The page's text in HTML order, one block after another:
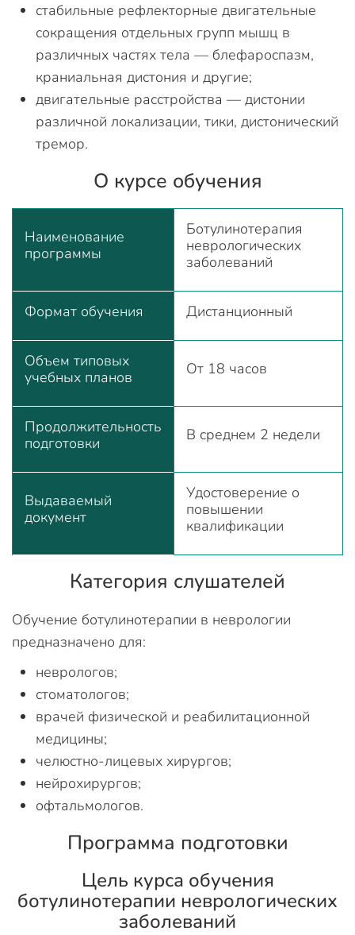
стабильные рефлекторные двигательные
сокращения отдельных групп мышц в
различных частях тела — блефароспазм,
краниальная дистония и другие;
двигательные расстройства — дистонии
различной локализации, тики, дистонический
тремор.
О курсе обучения
Наименование
программы
Ботулинотерапия
неврологических
заболеваний
Формат обучения Дистанционный
Объем типовых
учебных планов
От 18 часов
Продолжительность
подготовки
В среднем 2 недели
Выдаваемый
документ
Удостоверение о
повышении
квалификации
Категория слушателей
Обучение ботулинотерапии в неврологии
предназначено для:
неврологов;
стоматологов;
врачей физической и реабилитационной
медицины;
челюстно-лицевых хирургов;
нейрохирургов;
офтальмологов.
Программа подготовки
Цель курса обучения
ботулинотерапии неврологических
заболеваний